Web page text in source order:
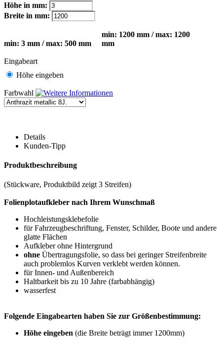
Höhe in mm:
Breite in mm:
min: 3 mm / max: 500 mm
min: 1200 mm / max: 1200
mm
Eingabeart
Höhe eingeben
Farbwahl
Details
Kunden-Tipp
Produktbeschreibung
(Stückware, Produktbild zeigt 3 Streifen)
Folienplotaufkleber nach Ihrem Wunschmaß
Hochleistungsklebefolie
für Fahrzeugbeschriftung, Fenster, Schilder, Boote und andere
glatte Flächen
Aufkleber ohne Hintergrund
ohne Übertragungsfolie, so dass bei geringer Streifenbreite
auch problemlos Kurven verklebt werden können.
für Innen- und Außenbereich
Haltbarkeit bis zu 10 Jahre (farbabhängig)
wasserfest
Folgende Eingabearten haben Sie zur Größenbestimmung:
Höhe eingeben (die Breite beträgt immer 1200mm)